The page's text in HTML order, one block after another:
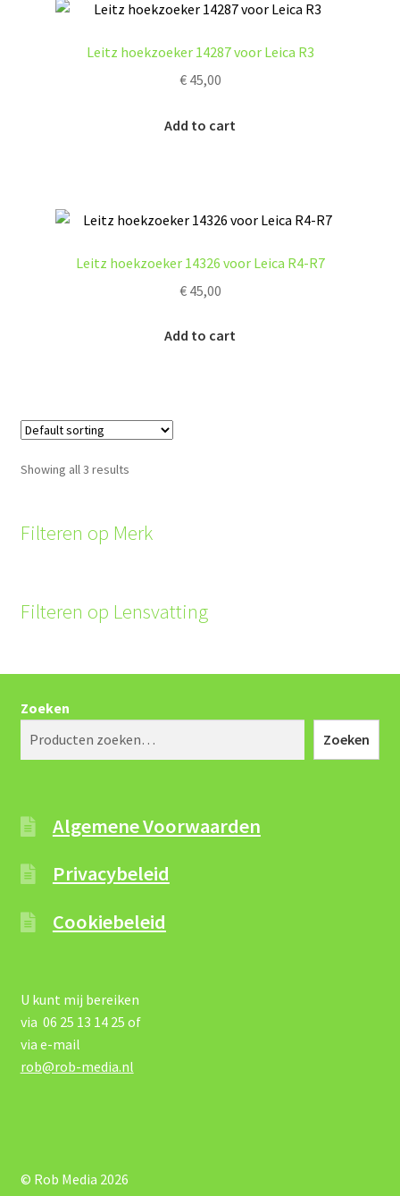
Leitz hoekzoeker 14287 voor Leica R3
€45,00
Add to cart
Leitz hoekzoeker 14326 voor Leica R4-R7
€45,00
Add to cart
Showing all 3 results
Filteren op Merk
Filteren op Lensvatting
Zoeken
Zoeken
Algemene Voorwaarden
Privacybeleid
Cookiebeleid
U kunt mij bereiken
via 06 25 13 14 25 of
via e-mail
rob@rob-media.nl
© Rob Media 2026